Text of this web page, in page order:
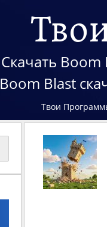
Скачать Boom
Boom Blast
Твои